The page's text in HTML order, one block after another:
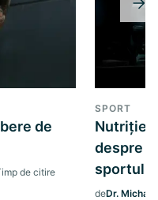
de
de citire
SPORT
Nutriție
despre
sportul
deDr.